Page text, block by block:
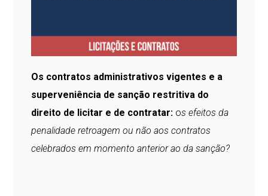
Os contratos administrativos vigentes e a
superveniência de sanção restritiva do
direito de licitar e de contratar: os efeitos da
penalidade retroagem ou não aos contratos
celebrados em momento anterior ao da sanção?